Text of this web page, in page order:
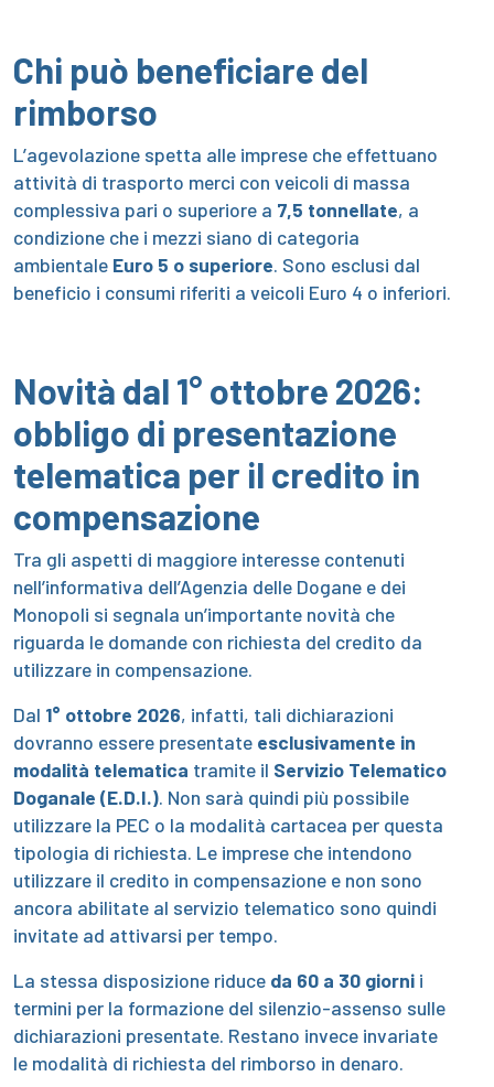
Chi può beneficiare del
rimborso
L’agevolazione spetta alle imprese che effettuano
attività di trasporto merci con veicoli di massa
complessiva pari o superiore a 7,5 tonnellate, a
condizione che i mezzi siano di categoria
ambientale Euro 5 o superiore. Sono esclusi dal
beneficio i consumi riferiti a veicoli Euro 4 o inferiori.
Novità dal 1° ottobre 2026:
obbligo di presentazione
telematica per il credito in
compensazione
Tra gli aspetti di maggiore interesse contenuti
nell’informativa dell’Agenzia delle Dogane e dei
Monopoli si segnala un’importante novità che
riguarda le domande con richiesta del credito da
utilizzare in compensazione.
Dal 1° ottobre 2026, infatti, tali dichiarazioni
dovranno essere presentate esclusivamente in
modalità telematica tramite il Servizio Telematico
Doganale (E.D.I.). Non sarà quindi più possibile
utilizzare la PEC o la modalità cartacea per questa
tipologia di richiesta. Le imprese che intendono
utilizzare il credito in compensazione e non sono
ancora abilitate al servizio telematico sono quindi
invitate ad attivarsi per tempo.
La stessa disposizione riduce da 60 a 30 giorni i
termini per la formazione del silenzio-assenso sulle
dichiarazioni presentate. Restano invece invariate
le modalità di richiesta del rimborso in denaro.